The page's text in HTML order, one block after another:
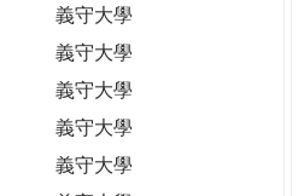
義守大學
義守大學
義守大學
義守大學
義守大學